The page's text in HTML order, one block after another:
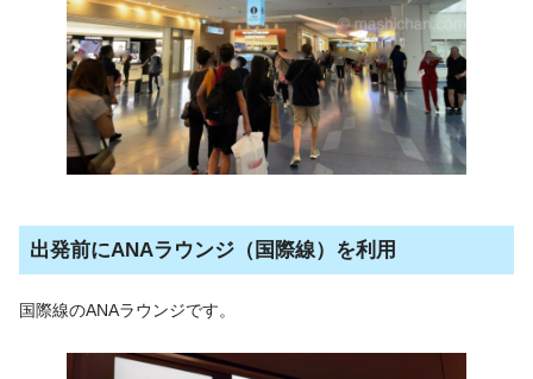
出発前にANAラウンジ（国際線）を利用
国際線のANAラウンジです。